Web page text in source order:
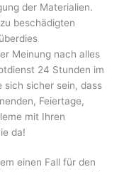
der Materialien.
beschädigten
Meinung nach alles
24 Stunden im
sich sicher sein, dass
Feiertage,
mit Ihren
da!
einen Fall für den